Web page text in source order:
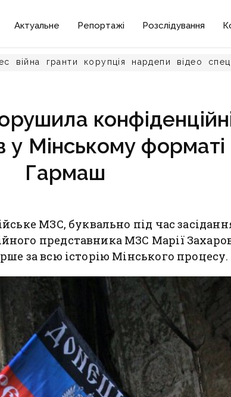
Актуальне Репортажі Розслідування
війна гранти корупція нардепи відео
у Мінському
Гармаш
МЗС, буквально під час
представника МЗС Марії
за всю історію Мінського процесу.